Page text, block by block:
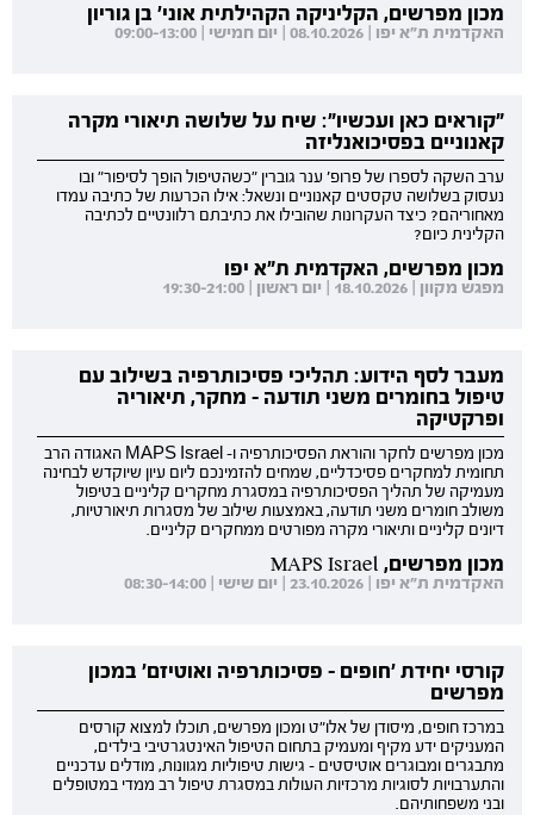
מכון מפרשים, הקליניקה הקהילתית אוני' בן גוריון
האקדמית ת"א יפו | 08.10.2026 | יום חמישי | 09:00-13:00
"קוראים כאן ועכשיו": שיח על שלושה תיאורי מקרה
קאנוניים בפסיכואנליזה
ערב השקה לספרו של פרופ' ענר גוברין "כשהטיפול הופך לסיפור" ובו
נעסוק בשלושה טקסטים קאנוניים ונשאל: אילו הכרעות של כתיבה עמדו
מאחוריהם? כיצד העקרונות שהובילו את כתיבתם רלוונטיים לכתיבה
הקלינית כיום?
מכון מפרשים, האקדמית ת"א יפו
מפגש מקוון | 18.10.2026 | יום ראשון | 19:30-21:00
מעבר לסף הידוע: תהליכי פסיכותרפיה בשילוב עם
טיפול בחומרים משני תודעה - מחקר, תיאוריה
ופרקטיקה
מכון מפרשים לחקר והוראת הפסיכותרפיה ו- MAPS Israel האגודה הרב
תחומית למחקרים פסיכדליים, שמחים להזמינכם ליום עיון שיוקדש לבחינה
מעמיקה של תהליך הפסיכותרפיה במסגרת מחקרים קליניים בטיפול
משולב חומרים משני תודעה, באמצעות שילוב של מסגרות תיאורטיות,
דיונים קליניים ותיאורי מקרה מפורטים ממחקרים קליניים.
מכון מפרשים, MAPS Israel
האקדמית ת"א יפו | 23.10.2026 | יום שישי | 08:30-14:00
קורסי יחידת 'חופים - פסיכותרפיה ואוטיזם' במכון
מפרשים
במרכז חופים, מיסודן של אלו"ט ומכון מפרשים, תוכלו למצוא קורסים
המעניקים ידע מקיף ומעמיק בתחום הטיפול האינטגרטיבי בילדים,
מתבגרים ומבוגרים אוטיסטים - גישות טיפוליות מגוונות, מודלים עדכניים
והתערבויות לסוגיות מרכזיות העולות במסגרת טיפול רב ממדי במטופלים
ובני משפחותיהם.